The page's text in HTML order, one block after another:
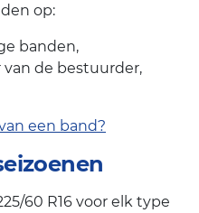
op:
banden,
de bestuurder,
een band?
60 R16 voor elk type